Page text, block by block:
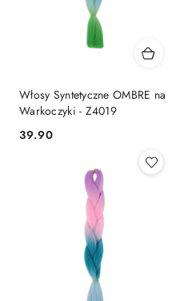
Włosy Syntetyczne OMBRE na
Warkoczyki - Z4019
Cena:
39.90